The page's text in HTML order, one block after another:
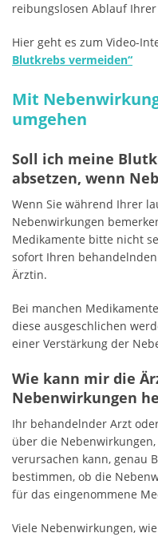
reibungslosen Ablauf
Hier geht es zum Video-
Blutkrebs vermeiden“
Mit
umgehen
Soll ich meine
absetzen, wenn
Wenn Sie während Ihrer
Nebenwirkungen
Medikamente bitte nicht
sofort Ihren
Ärztin.
Bei manchen
diese ausgeschlichen
einer Verstärkung der
Wie kann mir die
Nebenwirkungen
Ihr behandelnder Arzt
über die
verursachen kann, genau
bestimmen, ob die
für das eingenommene
Viele Nebenwirkungen,